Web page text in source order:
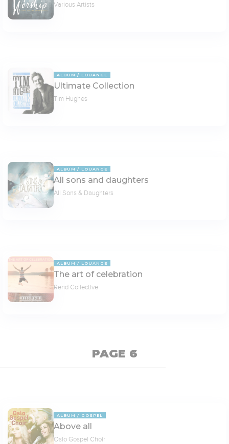
Various Artists
ALBUM LOUANGE
Ultimate Collection
Tim Hughes
ALBUM LOUANGE
All sons and daughters
All Sons & Daughters
ALBUM LOUANGE
The art of celebration
Rend Collective
PAGE 6
ALBUM GOSPEL
Above all
Oslo Gospel Choir